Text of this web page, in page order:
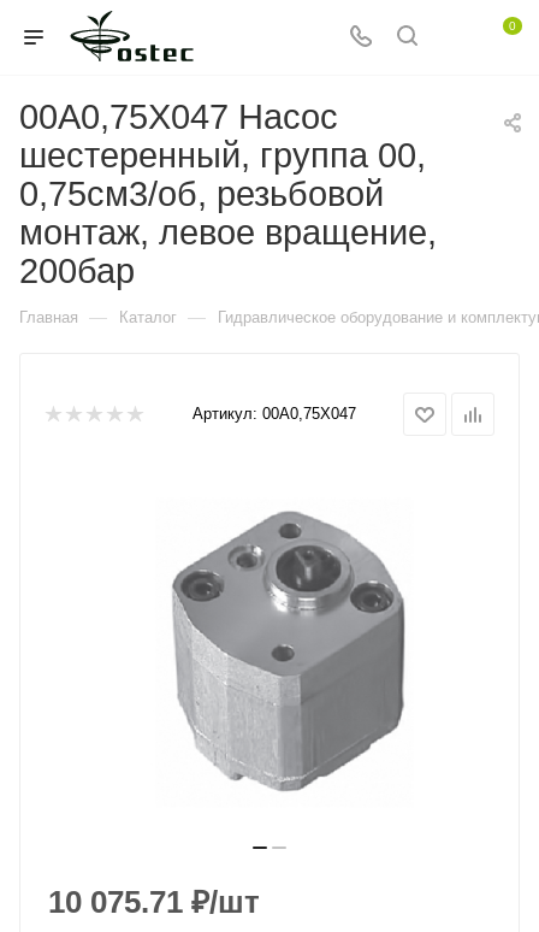
0
00A0,75X047 Насос
шестеренный, группа 00,
0,75см3/об, резьбовой
монтаж, левое вращение,
200бар
Главная — Каталог — Гидравлическое оборудование и
Артикул: 00A0,75X047
10 075.71 ₽/шт